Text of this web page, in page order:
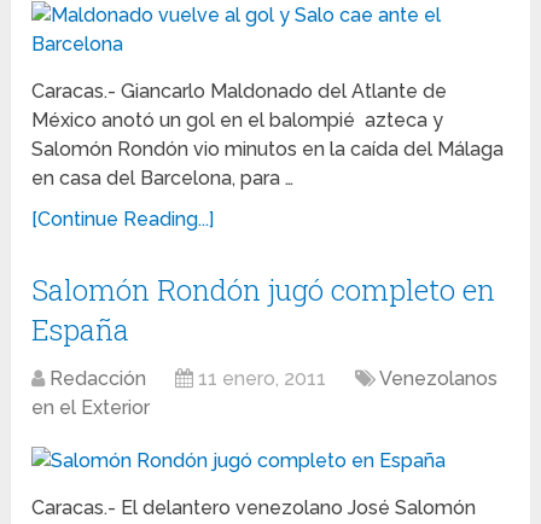
Caracas.- Giancarlo Maldonado del Atlante de
México anotó un gol en el balompié azteca y
Salomón Rondón vio minutos en la caída del Málaga
en casa del Barcelona, para …
[Continue Reading...]
Salomón Rondón jugó completo en
España
Redacción 11 enero, 2011
Venezolanos
en el Exterior
Caracas.- El delantero venezolano José Salomón